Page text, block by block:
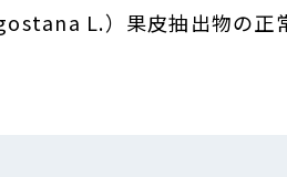
L.）果皮抽出物の